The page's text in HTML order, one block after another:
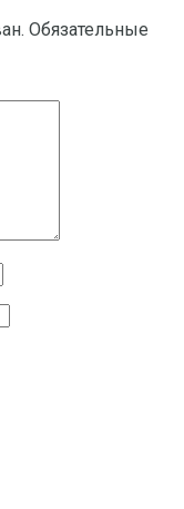
Обязательные